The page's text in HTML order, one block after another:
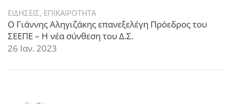
ΕΙΔΗΣΕΙΣ, ΕΠΙΚΑΙΡΟΤΗΤΑ
Ο Γιάννης Αληγιζάκης επανεξελέγη Πρόεδρος του
ΣΕΕΠΕ – Η νέα σύνθεση του Δ.Σ.
26 Ιαν. 2023